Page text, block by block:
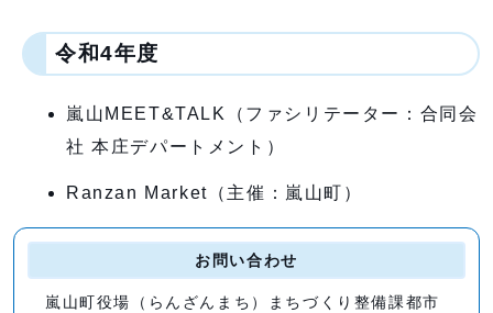
令和4年度
嵐山MEET&TALK（ファシリテーター：合同会
社 本庄デパートメント）
Ranzan Market（主催：嵐山町）
お問い合わせ
嵐山町役場（らんざんまち）まちづくり整備課都市